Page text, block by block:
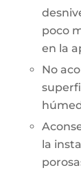
poco
en la
No
la